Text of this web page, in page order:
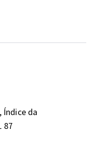
Índice da
87